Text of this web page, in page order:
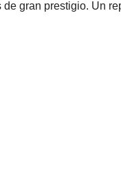
de gran prestigio. Un